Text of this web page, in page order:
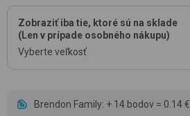
Zobraziť iba tie, ktoré sú na sklade
(Len v prípade osobného nákupu)
Vyberte veľkosť
Brendon Family: + 14 bodov = 0.14 €